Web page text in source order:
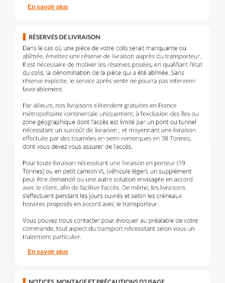
En savoir plus
En savoir plus